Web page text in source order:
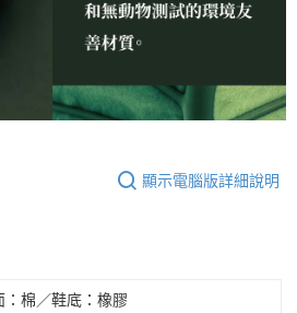
顯示電腦版詳細說明
：棉／鞋底：橡膠